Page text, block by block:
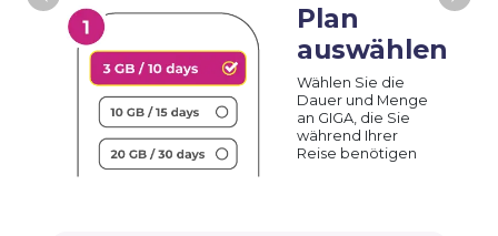
Plan
auswählen
Wählen Sie die
Dauer und Menge
an GIGA, die Sie
während Ihrer
Reise benötigen